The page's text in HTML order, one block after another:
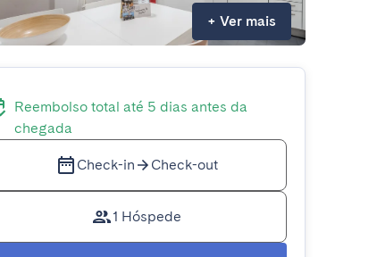
+ Ver mais
Reembolso total até 5 dias antes da
chegada
Check-in Check-out
1 Hóspede